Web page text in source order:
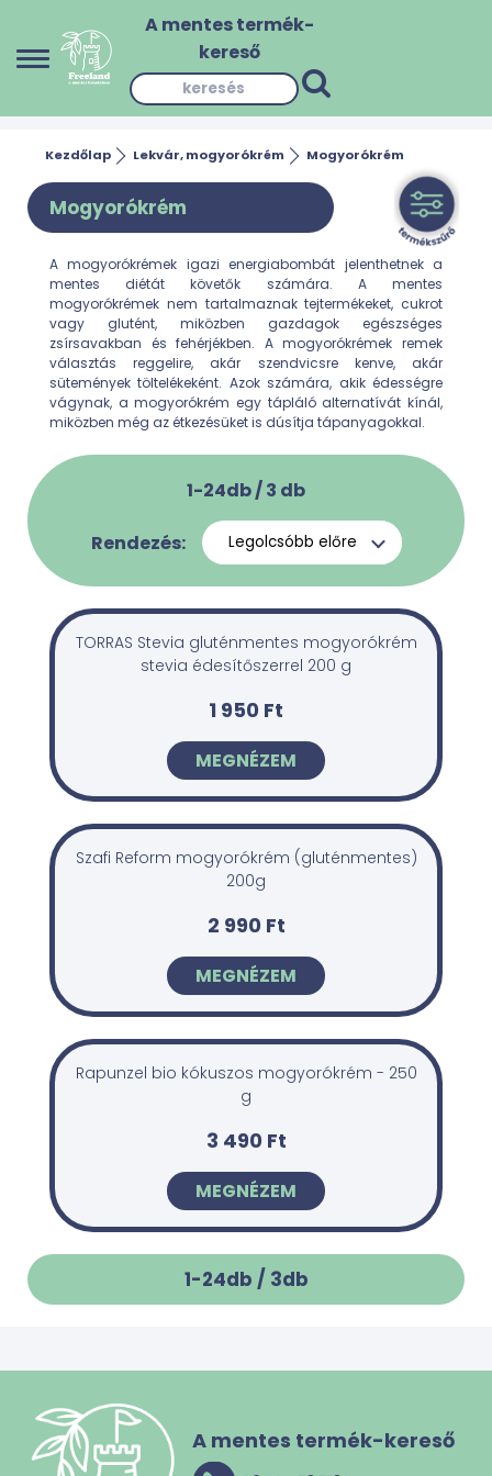
A mentes termék-
kereső
Kezdőlap Lekvár, mogyorókrém Mogyorókrém
Mogyorókrém
A mogyorókrémek igazi energiabombát jelenthetnek a
mentes diétát követők számára. A mentes
mogyorókrémek nem tartalmaznak tejtermékeket, cukrot
vagy glutént, miközben gazdagok egészséges
zsírsavakban és fehérjékben. A mogyorókrémek remek
választás reggelire, akár szendvicsre kenve, akár
sütemények töltelékeként. Azok számára, akik édességre
vágynak, a mogyorókrém egy tápláló alternatívát kínál,
miközben még az étkezésüket is dúsítja tápanyagokkal.
1-24db /3 db
Rendezés:
TORRAS Stevia gluténmentes mogyorókrém
stevia édesítőszerrel 200 g
1 950 Ft
MEGNÉZEM
Szafi Reform mogyorókrém (gluténmentes)
200g
2 990 Ft
MEGNÉZEM
Rapunzel bio kókuszos mogyorókrém - 250
g
3 490 Ft
MEGNÉZEM
1-24db / 3db
A mentes termék-kereső